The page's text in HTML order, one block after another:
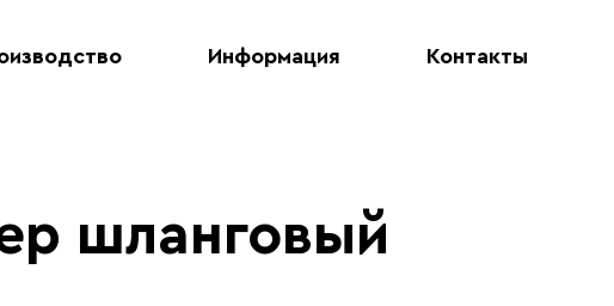
Информация Контакты
шланговый